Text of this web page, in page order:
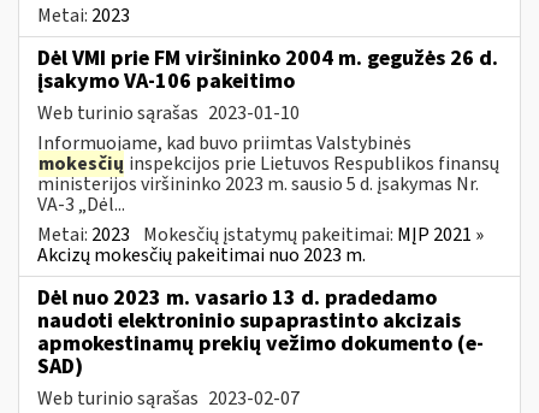
Metai: 2023
Dėl VMI prie FM viršininko 2004 m. gegužės 26 d.
įsakymo VA-106 pakeitimo
Web turinio sąrašas 2023-01-10
Informuojame, kad buvo priimtas Valstybinės
mokesčių inspekcijos prie Lietuvos Respublikos finansų
ministerijos viršininko 2023 m. sausio 5 d. įsakymas Nr.
VA-3 „Dėl...
Metai: 2023 Mokesčių įstatymų pakeitimai: MĮP 2021 »
Akcizų mokesčių pakeitimai nuo 2023 m.
Dėl nuo 2023 m. vasario 13 d. pradedamo
naudoti elektroninio supaprastinto akcizais
apmokestinamų prekių vežimo dokumento (e-
SAD)
Web turinio sąrašas 2023-02-07